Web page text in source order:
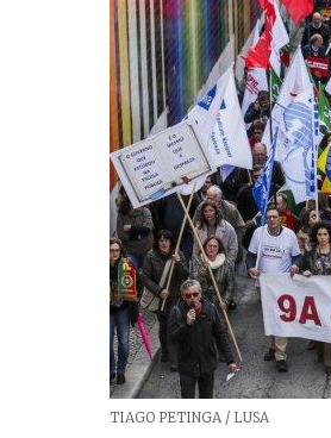
Créditos
TIAGO PETINGA / LUSA